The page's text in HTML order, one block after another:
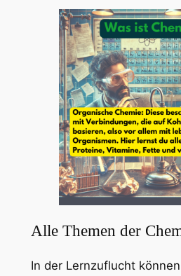
Alle Themen der
In der Lernzuflucht